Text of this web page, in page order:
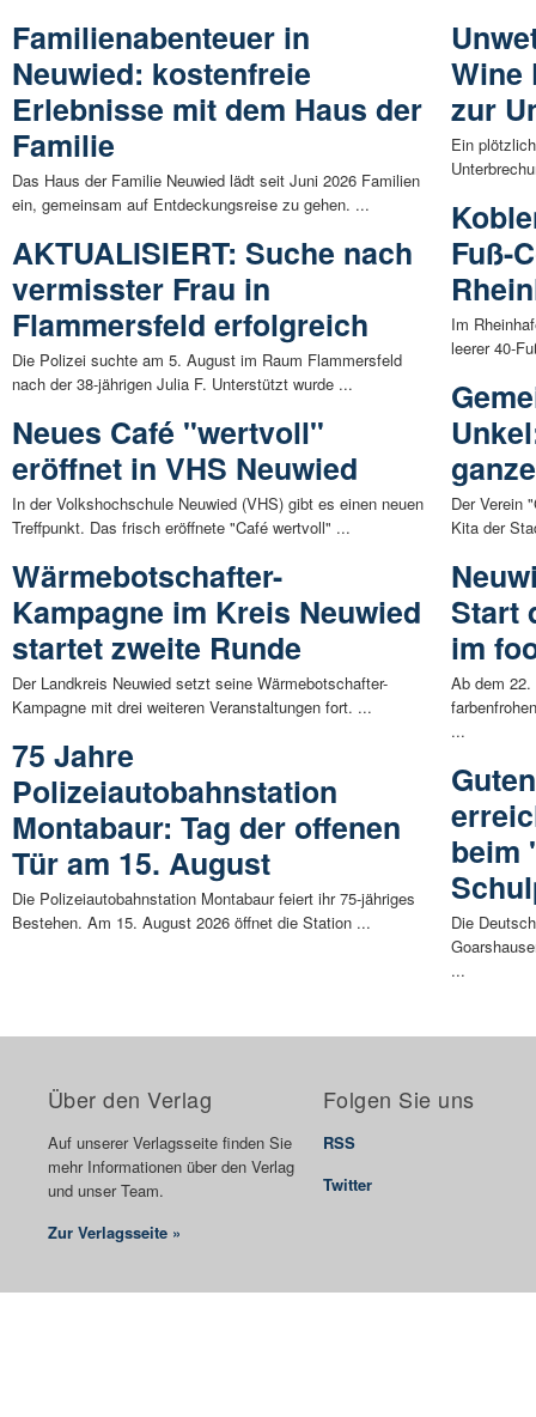
Familienabenteuer in
Neuwied: kostenfreie
Erlebnisse mit dem Haus der
Familie
Das Haus der Familie Neuwied lädt seit Juni 2026 Familien
ein, gemeinsam auf Entdeckungsreise zu gehen. ...
AKTUALISIERT: Suche nach
vermisster Frau in
Flammersfeld erfolgreich
Die Polizei suchte am 5. August im Raum Flammersfeld
nach der 38-jährigen Julia F. Unterstützt wurde ...
Neues Café "wertvoll"
eröffnet in VHS Neuwied
In der Volkshochschule Neuwied (VHS) gibt es einen neuen
Treffpunkt. Das frisch eröffnete "Café wertvoll" ...
Wärmebotschafter-
Kampagne im Kreis Neuwied
startet zweite Runde
Der Landkreis Neuwied setzt seine Wärmebotschafter-
Kampagne mit drei weiteren Veranstaltungen fort. ...
75 Jahre
Polizeiautobahnstation
Montabaur: Tag der offenen
Tür am 15. August
Die Polizeiautobahnstation Montabaur feiert ihr 75-jähriges
Bestehen. Am 15. August 2026 öffnet die Station ...
Wine
zur
Ein
Fuß-
Im
leerer 40-
Der Verein
Kita der
Start
im
Ab dem
...
beim
Die
...
Über den Verlag
Auf unserer Verlagsseite finden Sie
mehr Informationen über den Verlag
und unser Team.
Zur Verlagsseite »
Folgen Sie uns
RSS
Twitter